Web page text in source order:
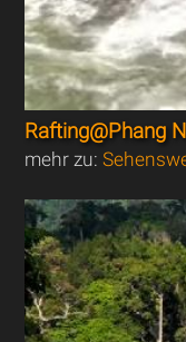
Rafting@Phang
mehr zu: